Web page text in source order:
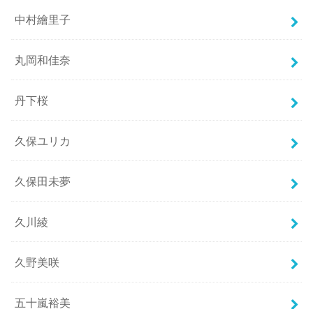
中村繪里子
丸岡和佳奈
丹下桜
久保ユリカ
久保田未夢
久川綾
久野美咲
五十嵐裕美